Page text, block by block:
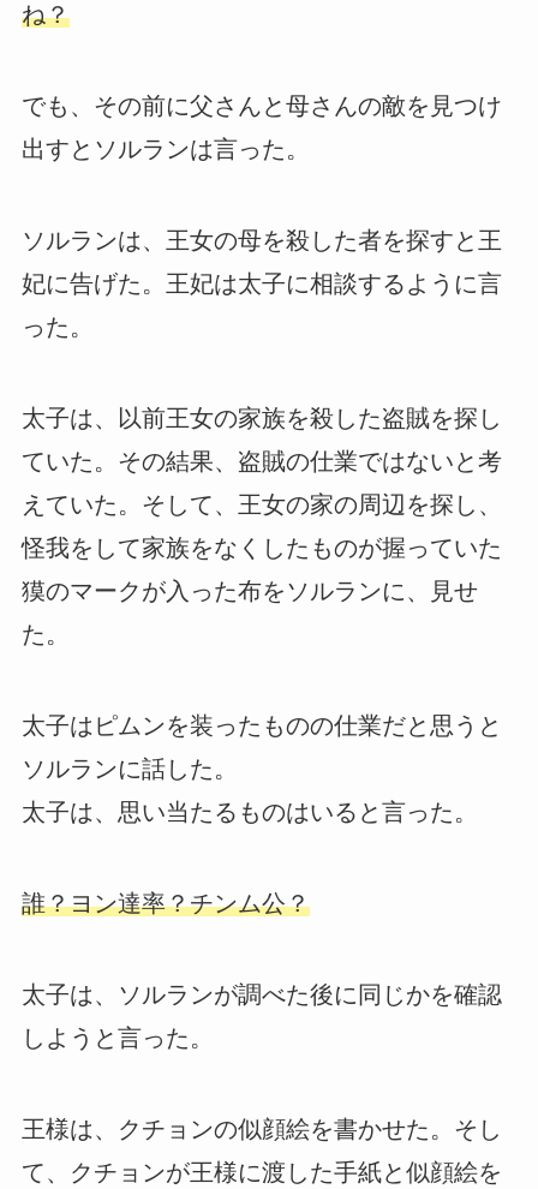
ね？
でも、その前に父さんと母さんの敵を見つけ
出すとソルランは言った。
ソルランは、王女の母を殺した者を探すと王
妃に告げた。王妃は太子に相談するように言
った。
太子は、以前王女の家族を殺した盗賊を探し
ていた。その結果、盗賊の仕業ではないと考
えていた。そして、王女の家の周辺を探し、
怪我をして家族をなくしたものが握っていた
獏のマークが入った布をソルランに、見せ
た。
太子はピムンを装ったものの仕業だと思うと
ソルランに話した。
太子は、思い当たるものはいると言った。
誰？ヨン達率？チンム公？
太子は、ソルランが調べた後に同じかを確認
しようと言った。
王様は、クチョンの似顔絵を書かせた。そし
て、クチョンが王様に渡した手紙と似顔絵を